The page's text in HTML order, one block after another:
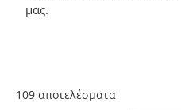
μας.
109 απoτελέσματα